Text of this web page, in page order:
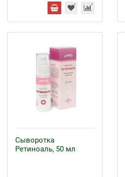
Сыворотка
Ретиноаль, 50 мл